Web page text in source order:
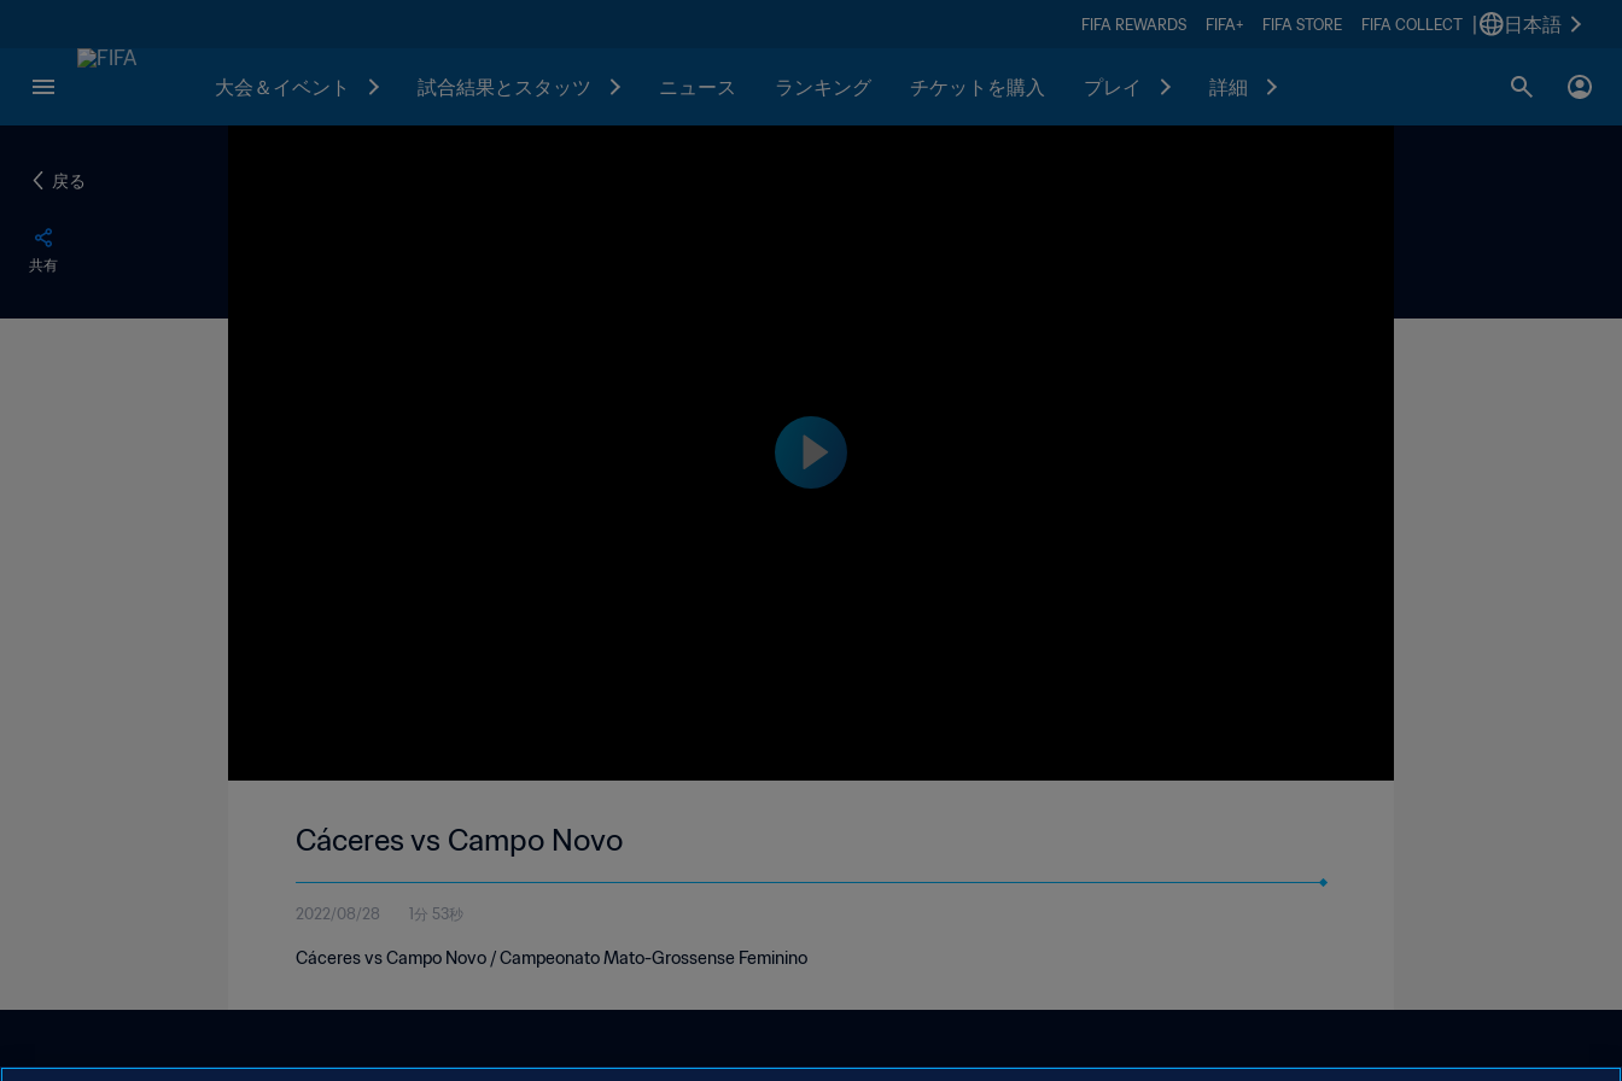
FIFA REWARDS FIFA+ FIFA STORE FIFA COLLECT 日本語
大会＆イベント 試合結果とスタッツ ニュース ランキング チケットを購入 プレイ 詳細
戻る
共有
Cáceres vs Campo Novo
2022/08/28 1分 53秒
Cáceres vs Campo Novo / Campeonato Mato-Grossense Feminino